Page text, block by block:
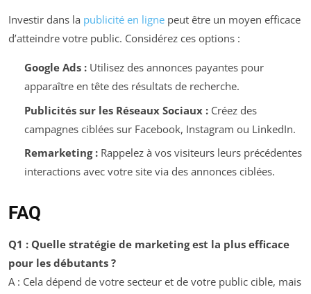
Investir dans la publicité en ligne peut être un moyen efficace
d’atteindre votre public. Considérez ces options :
Google Ads :Utilisez des annonces payantes pour
apparaître en tête des résultats de recherche.
Publicités sur les Réseaux Sociaux :Créez des
campagnes ciblées sur Facebook, Instagram ou LinkedIn.
Remarketing :Rappelez à vos visiteurs leurs précédentes
interactions avec votre site via des annonces ciblées.
FAQ
Q1 : Quelle stratégie de marketing est la plus efficace
pour les débutants ?
A : Cela dépend de votre secteur et de votre public cible, mais